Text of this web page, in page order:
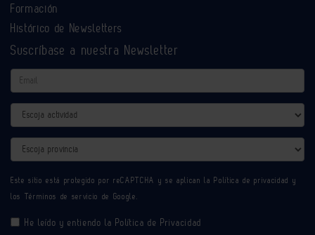
Formación
Histórico de Newsletters
Suscríbase a nuestra Newsletter
Email
Actividad
Provincia
Este sitio está protegido por reCAPTCHA y se aplican laPolítica de privacidad y
los Términos de servicio de Google.
He leído y entiendo la Política de Privacidad